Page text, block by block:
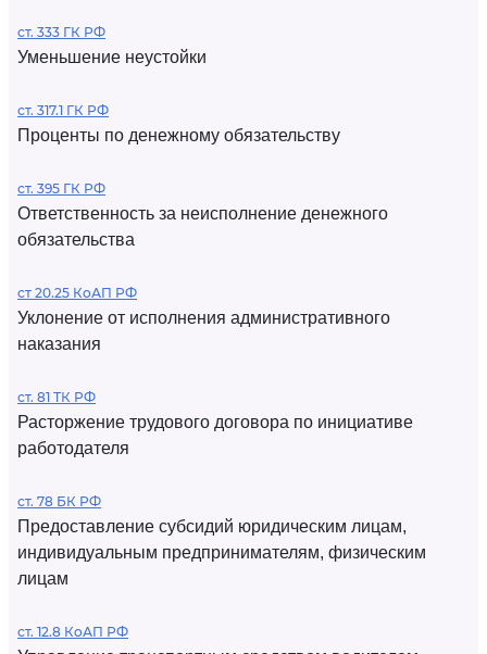
ст. 333 ГК РФ
Уменьшение неустойки
ст. 317.1 ГК РФ
Проценты по денежному обязательству
ст. 395 ГК РФ
Ответственность за неисполнение денежного
обязательства
ст 20.25 КоАП РФ
Уклонение от исполнения административного
наказания
ст. 81 ТК РФ
Расторжение трудового договора по инициативе
работодателя
ст. 78 БК РФ
Предоставление субсидий юридическим лицам,
индивидуальным предпринимателям, физическим
лицам
ст. 12.8 КоАП РФ